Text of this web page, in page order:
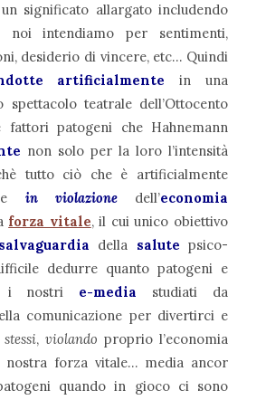
un significato allargato includendo
noi intendiamo per sentimenti,
desiderio di vincere, etc… Quindi
artificialmente in una
spettacolo teatrale dell’Ottocento
fattori patogeni che Hahnemann
non solo per la loro l’intensità
tutto ciò che è artificialmente
in violazionedell’economia
forza vitale, il cui unico obiettivo
salvaguardia della salute psico-
dedurre quanto patogeni e
i nostri e-media studiati da
comunicazione per divertirci e
, violando proprio l’economia
nostra forza vitale… media ancor
quando in gioco ci sono